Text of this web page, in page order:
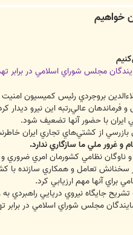
مجلس شوراي اسلامي در برابر
بروجردي رئيس كميسيون
و فرماندهان عالي‌رتبه اين نيرو
ايران با حضور آنها تضعيف شود.
از كشتي‌هاي تجاري ايران
و غرور ملي ما سازگاري ندارد.
و ناوگان نظامي كشورمان امري
تعامل و همكاري سازنده با
آنها مهم ارزيابي كرد.
جايگاه نيروي دريايي
مجلس شوراي اسلامي در